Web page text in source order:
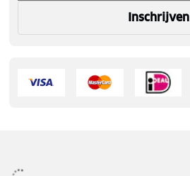
Inschrijven